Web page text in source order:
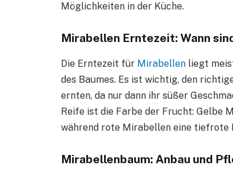
Möglichkeiten in der Küche.
Mirabellen Erntezeit: Wann
Die Erntezeit für Mirabellen liegt
des Baumes. Es ist wichtig, den
ernten, da nur dann ihr süßer
Reife ist die Farbe der Frucht: Gelbe
während rote Mirabellen eine tiefrote
Mirabellenbaum: Anbau und